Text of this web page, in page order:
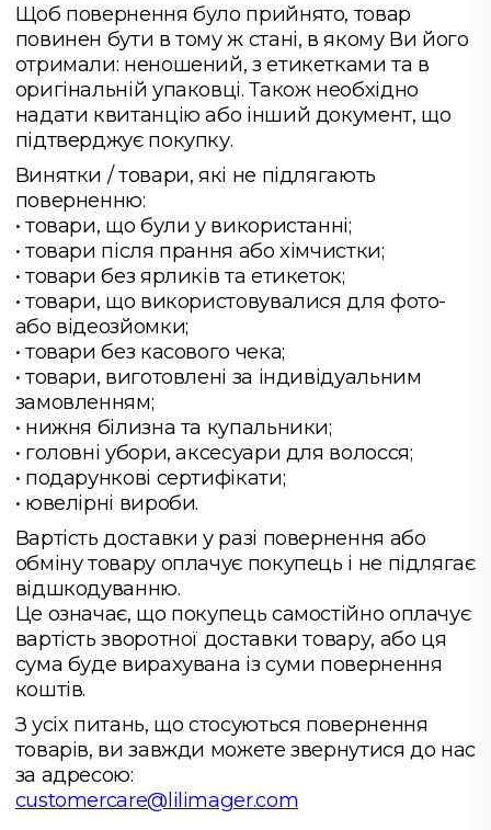
Щоб повернення було прийнято, товар
повинен бути в тому ж стані, в якому Ви його
отримали: неношений, з етикетками та в
оригінальній упаковці. Також необхідно
надати квитанцію або інший документ, що
підтверджує покупку.
Винятки / товари, які не підлягають
поверненню:
• товари, що були у використанні;
• товари після прання або хімчистки;
• товари без ярликів та етикеток;
• товари, що використовувалися для фото-
або відеозйомки;
• товари без касового чека;
• товари, виготовлені за індивідуальним
замовленням;
• нижня білизна та купальники;
• головні убори, аксесуари для волосся;
• подарункові сертифікати;
• ювелірні вироби.
Вартість доставки у разі повернення або
обміну товару оплачує покупець і не підлягає
відшкодуванню.
Це означає, що покупець самостійно оплачує
вартість зворотної доставки товару, або ця
сума буде вирахувана із суми повернення
коштів.
З усіх питань, що стосуються повернення
товарів, ви завжди можете звернутися до нас
за адресою:
customercare@lilimager.com